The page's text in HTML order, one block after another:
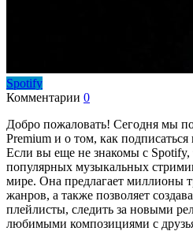
Spotify
Комментарии 0
Добро пожаловать! Сегодня мы
Premium и о том, как подписаться
Если вы еще не знакомы с Spotify,
популярных музыкальных
мире. Она предлагает миллионы
жанров, а также позволяет
плейлисты, следить за новыми
любимыми композициями с